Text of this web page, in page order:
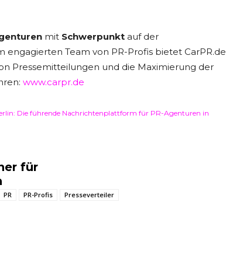
mit Schwerpunkt auf der
engagierten Team von PR-Profis bietet CarPR.de
Pressemitteilungen und die Maximierung der
www.carpr.de
Die führende Nachrichtenplattform für PR-Agenturen in
für
PR PR-Profis Presseverteiler